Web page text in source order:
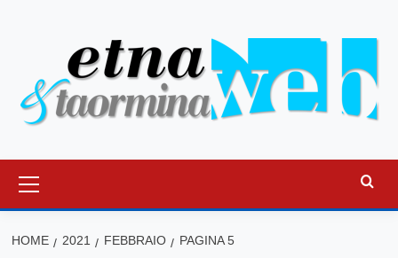
principale
HOME 2021 FEBBRAIO PAGINA 5